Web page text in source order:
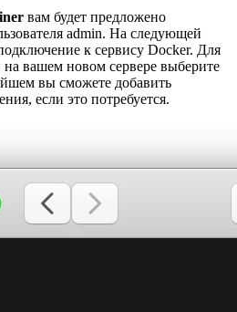
вам будет предложено
admin. На следующей
к сервису Docker. Для
вашем новом сервере выберите
вы сможете добавить
если это потребуется.